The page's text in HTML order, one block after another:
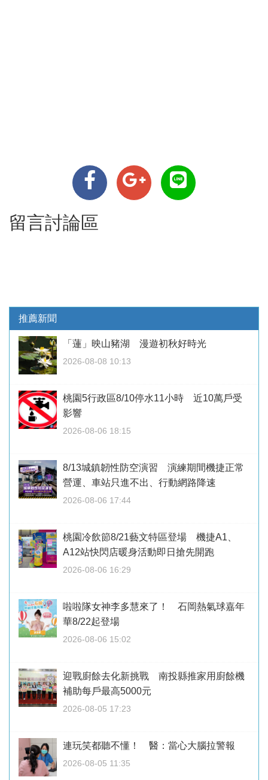
留言討論區
推薦新聞
「蓮」映山豬湖 漫遊初秋好時光
2026-08-08 10:13
桃園5行政區8/10停水11小時 近10萬戶受
影響
2026-08-06 18:15
8/13城鎮韌性防空演習 演練期間機捷正常
營運、車站只進不出、行動網路降速
2026-08-06 17:44
桃園冷飲節8/21藝文特區登場 機捷A1、
A12站快閃店暖身活動即日搶先開跑
2026-08-06 16:29
啦啦隊女神李多慧來了！ 石岡熱氣球嘉年
華8/22起登場
2026-08-06 15:02
迎戰廚餘去化新挑戰 南投縣推家用廚餘機
補助每戶最高5000元
2026-08-05 17:23
連玩笑都聽不懂！ 醫：當心大腦拉警報
2026-08-05 11:35